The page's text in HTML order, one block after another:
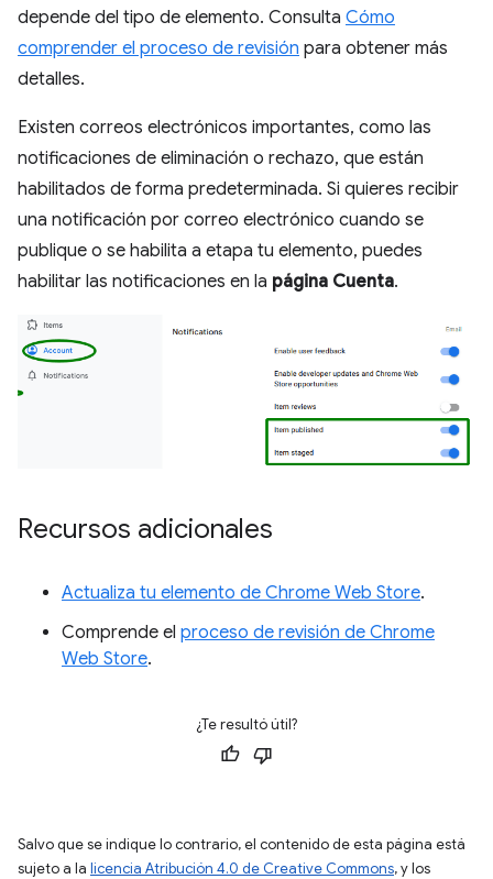
depende del tipo de elemento. Consulta Cómo
comprender el proceso de revisión para obtener más
detalles.
Existen correos electrónicos importantes, como las
notificaciones de eliminación o rechazo, que están
habilitados de forma predeterminada. Si quieres recibir
una notificación por correo electrónico cuando se
publique o se habilita a etapa tu elemento, puedes
habilitar las notificaciones en la página Cuenta.
Recursos adicionales
Actualiza tu elemento de Chrome Web Store.
Comprende el proceso de revisión de Chrome
Web Store.
¿Te resultó útil?
Salvo que se indique lo contrario, el contenido de esta página está
sujeto a la licencia Atribución 4.0 de Creative Commons, y los